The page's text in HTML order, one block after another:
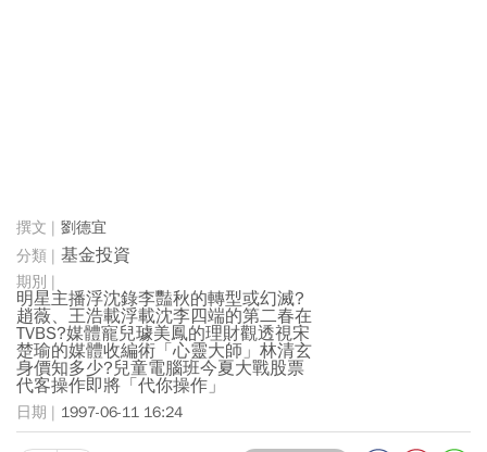
劉德宜
基金投資
明星主播浮沈錄李豔秋的轉型或幻滅?
趙薇、王浩載浮載沈李四端的第二春在
TVBS?媒體寵兒璩美鳳的理財觀透視宋
楚瑜的媒體收編術「心靈大師」林清玄
身價知多少?兒童電腦班今夏大戰股票
代客操作即將「代你操作」
1997-06-11 16:24